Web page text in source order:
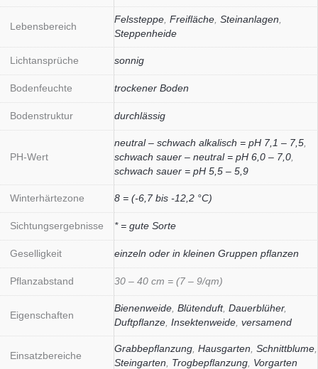
Lebensbereich
Felssteppe Freifläche Steinanlagen
Steppenheide
Lichtansprüche sonnig
Bodenfeuchte trockener Boden
Bodenstruktur durchlässig
PH-Wert
neutral – schwach alkalisch = pH 7,1 – 7,5
schwach sauer – neutral = pH 6,0 – 7,0
schwach sauer = pH 5,5 – 5,9
Winterhärtezone 8 = (-6,7 bis -12,2 °C)
Sichtungsergebnisse * = gute Sorte
Geselligkeit einzeln oder in kleinen Gruppen pflanzen
Pflanzabstand 30 – 40 cm = (7 – 9/qm)
Eigenschaften
Bienenweide Blütenduft, Dauerblüher,
Duftpflanze Insektenweide versamend
Einsatzbereiche
Grabbepflanzung Hausgarten Schnittblume
Steingarten
Trogbepflanzung Vorgarten